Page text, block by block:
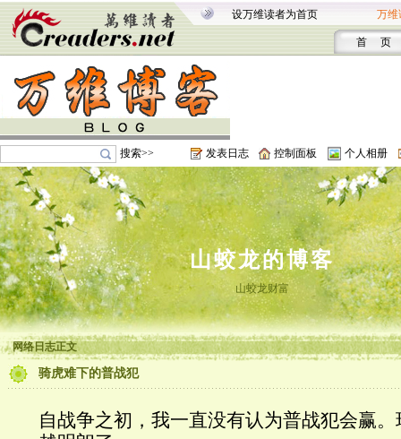
设万维读者为首页 万维
首 页
搜索>> 发表日志 控制面板 个人相册
山蛟龙的博客
山蛟龙财富
网络日志正文
骑虎难下的普战犯
自战争之初，我一直没有认为普战犯会赢